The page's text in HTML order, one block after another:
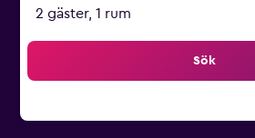
2 gäster, 1 rum
Sök